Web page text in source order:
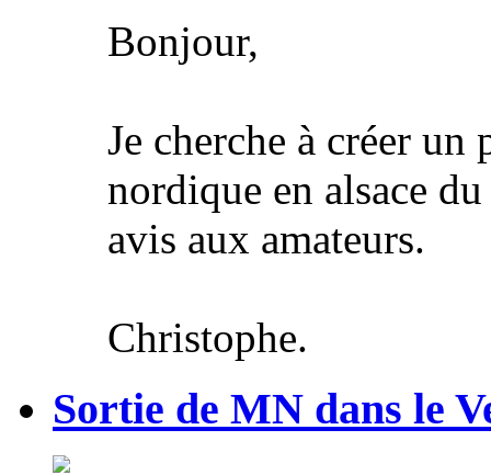
Bonjour,
Je cherche à créer un
nordique en alsace
avis aux amateurs.
Christophe.
Sortie de MN dans le